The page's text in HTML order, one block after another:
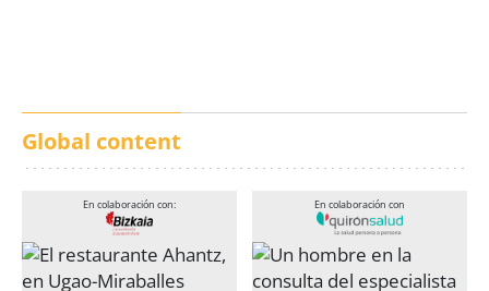
Global content
En colaboración con: En colaboración con